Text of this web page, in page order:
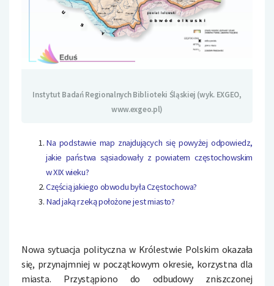
Instytut Badań Regionalnych Biblioteki Śląskiej (wyk. EXGEO,
www.exgeo.pl)
Na podstawie map znajdujących się powyżej odpowiedz,
jakie państwa sąsiadowały z powiatem częstochowskim
w XIX wieku?
Częścią jakiego obwodu była Częstochowa?
Nad jaką rzeką położone jest miasto?
Nowa sytuacja polityczna w Królestwie Polskim okazała
się, przynajmniej w początkowym okresie, korzystna dla
miasta. Przystąpiono do odbudowy zniszczonej